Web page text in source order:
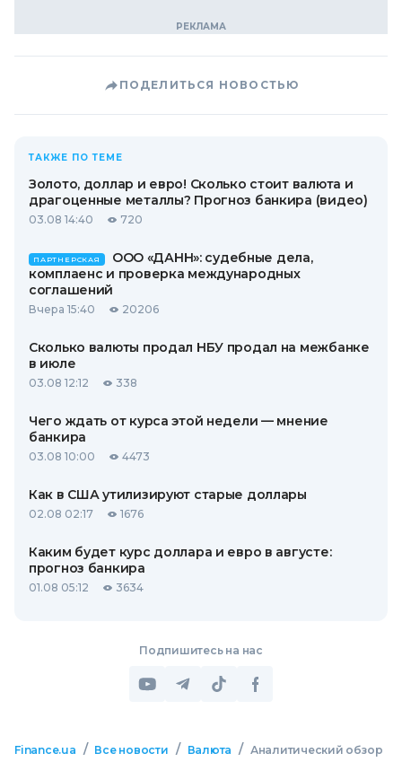
ПОДЕЛИТЬСЯ НОВОСТЬЮ
ТАКЖЕ ПО ТЕМЕ
Золото, доллар и евро! Сколько стоит валюта и
драгоценные металлы? Прогноз банкира (видео)
03.08 14:40 720
ПАРТНЕРСКАЯ
ООО «ДАНН»: судебные дела,
комплаенс и проверка международных
соглашений
Вчера 15:40 20206
Сколько валюты продал НБУ продал на межбанке
в июле
03.08 12:12 338
Чего ждать от курса этой недели — мнение
банкира
03.08 10:00 4473
Как в США утилизируют старые доллары
02.08 02:17 1676
Каким будет курс доллара и евро в августе:
прогноз банкира
01.08 05:12 3634
Подпишитесь на нас
Finance.ua / Все новости / Валюта / Аналитический обзор